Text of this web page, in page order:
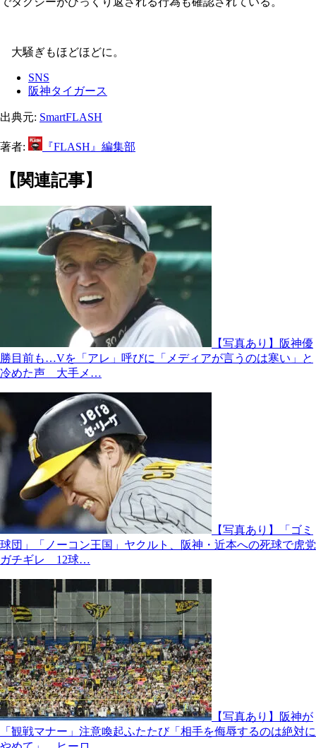
大騒ぎもほどほどに。
SNS
阪神タイガース
出典元: SmartFLASH
著者: 『FLASH』編集部
【関連記事】
【写真あり】阪神優
勝目前も…Vを「アレ」呼びに「メディアが言うのは寒い」と
冷めた声 大手メ…
【写真あり】「ゴミ
球団」「ノーコン王国」ヤクルト、阪神・近本への死球で虎党
ガチギレ 12球…
【写真あり】阪神が
「観戦マナー」注意喚起ふたたび「相手を侮辱するのは絶対に